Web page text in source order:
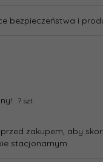
bezpieczeństwa i
7 szt.
zakupem, aby
stacjonarnym